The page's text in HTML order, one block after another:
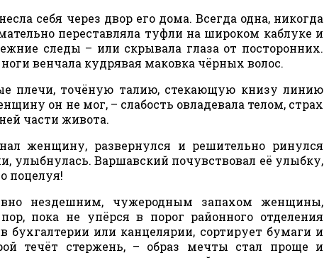
себя через двор его дома. Всегда одна, никогда
переставляла туфли на широком каблуке и
следы – или скрывала глаза от посторонних.
венчала кудрявая маковка чёрных волос.
плечи, точёную талию, стекающую книзу линию
он не мог, – слабость овладевала телом, страх
части живота.
женщину, развернулся и решительно ринулся
улыбнулась. Варшавский почувствовал её улыбку,
поцелуя!
нездешним, чужеродным запахом женщины,
пока не упёрся в порог районного отделения
или канцелярии, сортирует бумаги и
течёт стержень, – образ мечты стал проще и